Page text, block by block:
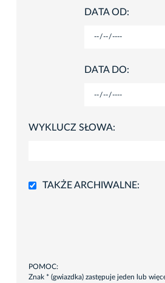
DATA OD:
DATA DO:
WYKLUCZ SŁOWA:
TAKŻE ARCHIWALNE:
POMOC:
Znak * (gwiazdka) zastępuje jeden lub